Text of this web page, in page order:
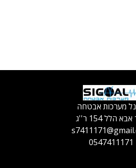
מערכות אבטחה
הלל 154 ר''ג
0547411171